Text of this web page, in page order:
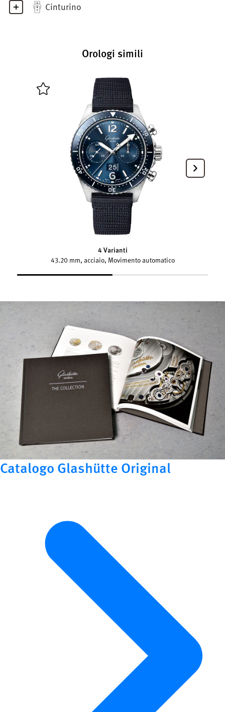
Cinturino
Orologi simili
4 Varianti
43.20 mm, acciaio, Movimento automatico
Catalogo Glashütte Original